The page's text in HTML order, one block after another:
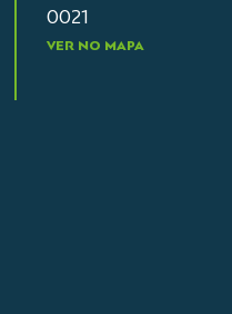
0021
VER NO MAPA